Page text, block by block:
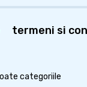
termeni si